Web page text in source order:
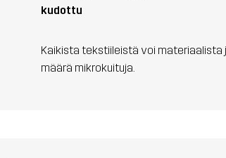
kudottu
Kaikista tekstiileistä voi
määrä mikrokuituja.